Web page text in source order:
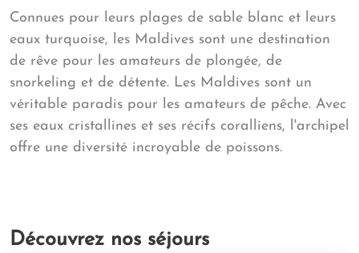
Connues pour leurs plages de sable blanc et leurs
eaux turquoise, les Maldives sont une destination
de rêve pour les amateurs de plongée, de
snorkeling et de détente. Les Maldives sont un
véritable paradis pour les amateurs de pêche. Avec
ses eaux cristallines et ses récifs coralliens, l'archipel
offre une diversité incroyable de poissons.
Découvrez nos séjours